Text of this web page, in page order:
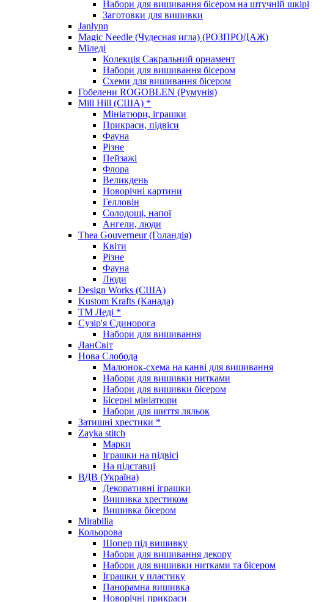
Набори для вишивання бісером на штучній шкірі
Заготовки для вишивки
Janlynn
Magic Needle (Чудесная игла) (РОЗПРОДАЖ)
Міледі
Колекція Сакральний орнамент
Набори для вишивання бісером
Схеми для вишивання бісером
Гобелени ROGOBLEN (Румунія)
Mill Hill (США) *
Мініатюри, іграшки
Прикраси, підвіси
Фауна
Різне
Пейзажі
Флора
Великдень
Новорічні картини
Гелловін
Солодощі, напої
Ангели, люди
Thea Gouverneur (Голандія)
Квіти
Різне
Фауна
Люди
Design Works (США)
Kustom Krafts (Канада)
ТМ Леді *
Сузір'я Єдинорога
Набори для вишивання
ЛанСвіт
Нова Слобода
Малюнок-схема на канві для вишивання
Набори для вишивки нитками
Набори для вишивки бісером
Бісерні мініатюри
Набори для шиття ляльок
Затишні хрестики *
Zayka stitch
Марки
Іграшки на підвісі
На підставці
ВДВ (Україна)
Декоративні іграшки
Вишивка хрестиком
Вишивка бісером
Mirabilia
Кольорова
Шопер під вишивку
Набори для вишивання декору
Набори для вишивки нитками та бісером
Іграшки у пластику
Панорамна вишивка
Новорічні прикраси